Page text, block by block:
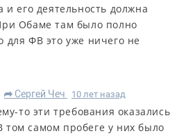
и его деятельность должна
Обаме там было полно
для ФВ это уже ничего не
R Сергей Чеч 10 лет назад
то эти требования оказались
самом пробеге у них было